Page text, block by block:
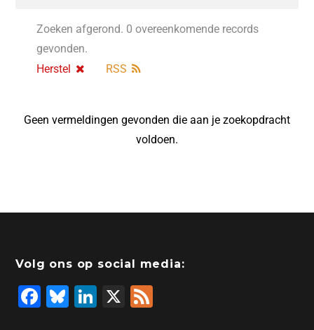
Zoeken afgerond. 0 overeenkomende records
gevonden.
Herstel
RSS
Geen vermeldingen gevonden die aan je zoekopdracht
voldoen.
Volg ons op social media:
F
Bl
Li
X